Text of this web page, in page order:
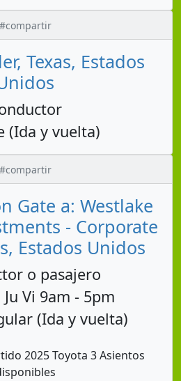
#compartir
Texas, Estados
(Ida y vuelta)
#compartir
Gate a: Westlake
- Corporate
Estados Unidos
o pasajero
Vi 9am - 5pm
(Ida y vuelta)
2025 Toyota 3 Asientos